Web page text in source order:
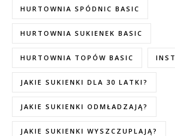
HURTOWNIA SPÓDNIC BASIC
HURTOWNIA SUKIENEK BASIC
HURTOWNIA TOPÓW BASIC INST
JAKIE SUKIENKI DLA 30 LATKI?
JAKIE SUKIENKI ODMŁADZAJĄ?
JAKIE SUKIENKI WYSZCZUPLAJĄ?